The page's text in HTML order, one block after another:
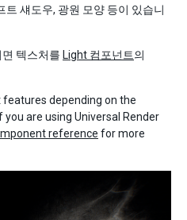
트 섀도우, 광원 모양 등이 있습니
텍스처를 Light 컴포넌트의
depending on the
are using Universal Render
reference for more